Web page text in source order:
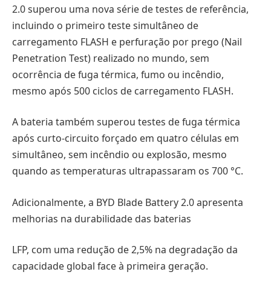
2.0 superou uma nova série de testes de referência,
incluindo o primeiro teste simultâneo de
carregamento FLASH e perfuração por prego (Nail
Penetration Test) realizado no mundo, sem
ocorrência de fuga térmica, fumo ou incêndio,
mesmo após 500 ciclos de carregamento FLASH.
A bateria também superou testes de fuga térmica
após curto-circuito forçado em quatro células em
simultâneo, sem incêndio ou explosão, mesmo
quando as temperaturas ultrapassaram os 700 °C.
Adicionalmente, a BYD Blade Battery 2.0 apresenta
melhorias na durabilidade das baterias
LFP, com uma redução de 2,5% na degradação da
capacidade global face à primeira geração.